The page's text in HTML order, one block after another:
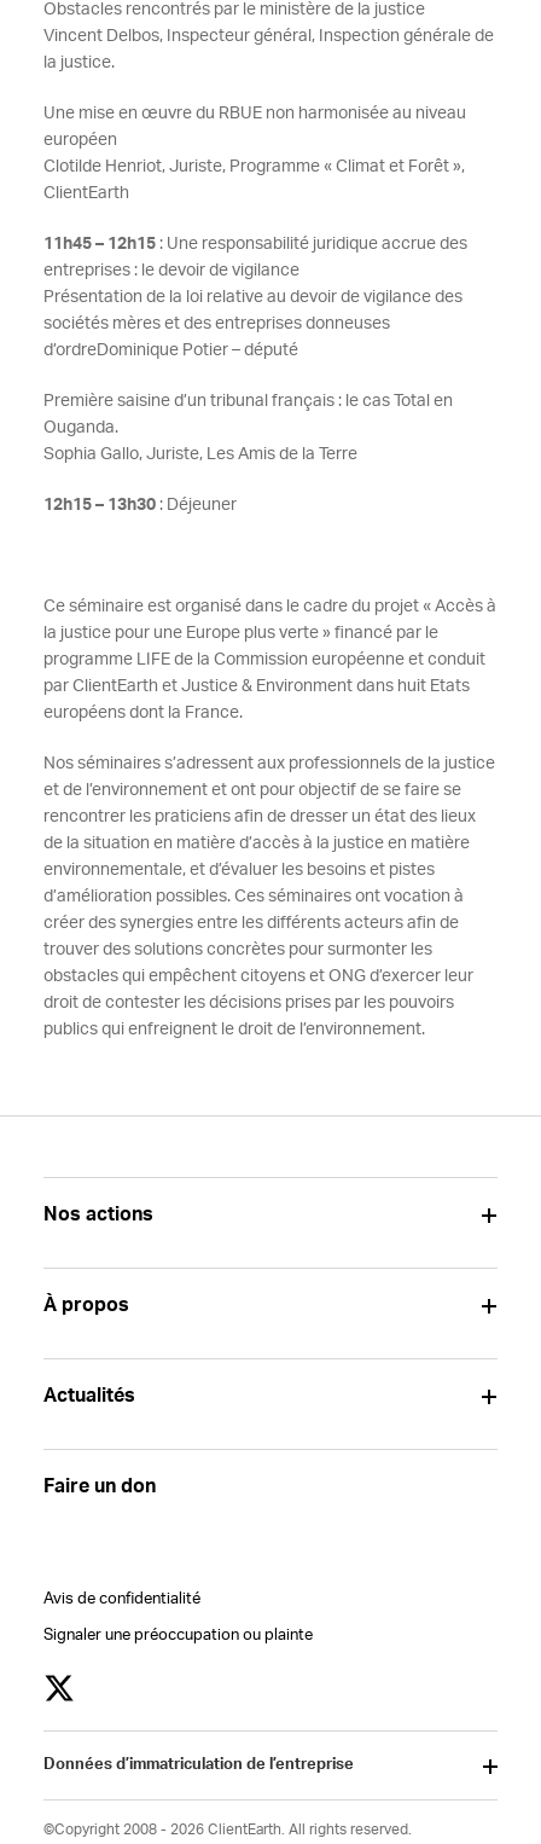
Obstacles rencontrés par le ministère de la justice
Vincent Delbos, Inspecteur général, Inspection générale de
la justice.
Une mise en œuvre du RBUE non harmonisée au niveau
européen
Clotilde Henriot, Juriste, Programme « Climat et Forêt »,
ClientEarth
11h45 – 12h15: Une responsabilité juridique accrue des
entreprises : le devoir de vigilance
Présentation de la loi relative au devoir de vigilance des
sociétés mères et des entreprises donneuses
d’ordreDominique Potier – député
Première saisine d’un tribunal français : le cas Total en
Ouganda.
Sophia Gallo, Juriste, Les Amis de la Terre
12h15 – 13h30 : Déjeuner
Ce séminaire est organisé dans le cadre du projet « Accès à
la justice pour une Europe plus verte » financé par le
programme LIFE de la Commission européenne et conduit
par ClientEarth et Justice & Environment dans huit Etats
européens dont la France.
Nos séminaires s’adressent aux professionnels de la justice
et de l’environnement et ont pour objectif de se faire se
rencontrer les praticiens afin de dresser un état des lieux
de la situation en matière d’accès à la justice en matière
environnementale, et d’évaluer les besoins et pistes
d’amélioration possibles. Ces séminaires ont vocation à
créer des synergies entre les différents acteurs afin de
trouver des solutions concrètes pour surmonter les
obstacles qui empêchent citoyens et ONG d’exercer leur
droit de contester les décisions prises par les pouvoirs
publics qui enfreignent le droit de l’environnement.
Nos actions
À propos
Actualités
Faire un don
Avis de confidentialité
Signaler une préoccupation ou plainte
Données d’immatriculation de l’entreprise
©Copyright 2008 - 2026 ClientEarth. All rights reserved.